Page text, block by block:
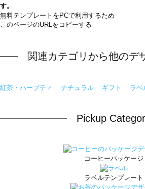
す。
無料テンプレートをPCで利用するため
このページのURLをコピーする
関連カテゴリから他のデ
紅茶・ハーブティ ナチュラル ギフト ラベ
Pickup
コーヒーパッケージ
ラベルテンプレート